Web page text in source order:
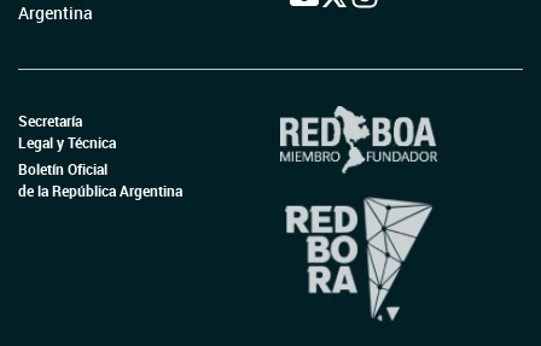
Argentina
Secretaría
Legal y Técnica
Boletín Oficial
de la República Argentina